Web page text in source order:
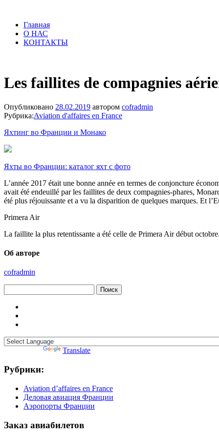
Главная
О НАС
КОНТАКТЫ
Les faillites de compagnies
Опубликовано 28.02.2019 автором cofradmin
Рубрика:Aviation d'affaires en France
Яхтинг во Франции и Монако
Яхты во Франции: каталог яхт с фото
L’année 2017 était une bonne année en termes de conjoncture
avait été endeuillé par les faillites de deux compagnies-phares,
été plus réjouissante et a vu la disparition de quelques marques. Et
Primera Air
La faillite la plus retentissante a été celle de Primera Air début
Об авторе
cofradmin
Translate
Рубрики:
Aviation d’affaires en France
Деловая авиация Франции
Аэропорты Франции
Заказ авиабилетов